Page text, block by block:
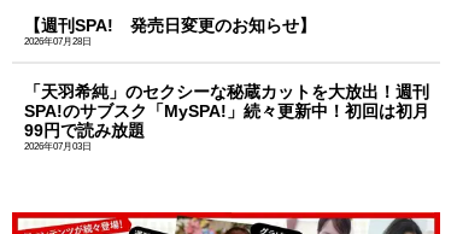
【週刊SPA! 発売日変更のお知らせ】
2026年07月28日
「天羽希純」のセクシーな秘蔵カットを大放出！週刊
SPA!のサブスク「MySPA!」続々更新中！初回は初月
99円で読み放題
2026年07月03日